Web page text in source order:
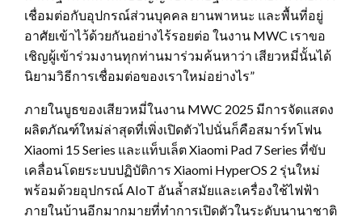
เชื่อมต่อกับอุปกรณ์ส่วนบุคคล ยานพาหนะ และพื้นที่อยู่
อาศัยเข้าไว้ด้วยกันอย่างไร้รอยต่อ ในงาน MWC เราขอ
เชิญผู้เข้าร่วมงานทุกท่านมาร่วมค้นหาว่า เสียวหมี่นั้นได้
นิยามวิธีการเชื่อมต่อของเราใหม่อย่างไร”
ภายในบูธของเสียวหมี่ในงาน MWC 2025 มีการจัดแสดง
ผลิตภัณฑ์ใหม่ล่าสุดที่เพิ่งเปิดตัวไปนั่นก็คือสมาร์ทโฟน
Xiaomi 15 Series และแท็บเล็ต Xiaomi Pad 7 Series ที่ขับ
เคลื่อนโดยระบบปฏิบัติการ Xiaomi HyperOS 2 รุ่นใหม่
พร้อมด้วยอุปกรณ์ AIoT อันล้ำสมัยและเครื่องใช้ไฟฟ้า
ภายในบ้านอีกมากมายที่ทำการเปิดตัวในระดับนานาชาติ